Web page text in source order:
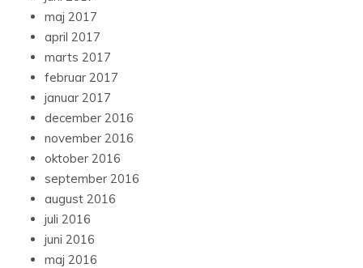
maj 2017
april 2017
marts 2017
februar 2017
januar 2017
december 2016
november 2016
oktober 2016
september 2016
august 2016
juli 2016
juni 2016
maj 2016